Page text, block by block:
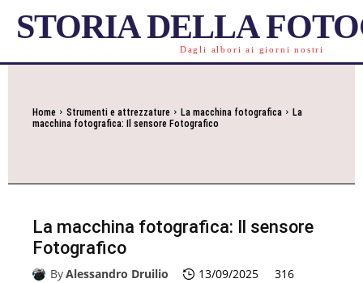
STORIA DELLA
Dagli albori ai giorni nostri
Home Strumenti e attrezzature La macchina fotografica
La
macchina fotografica: Il sensore Fotografico
La macchina fotografica: Il sensore
Fotografico
ByAlessandro Druilio 13/09/2025 316